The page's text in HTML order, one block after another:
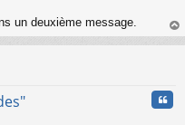
un deuxième message.
au